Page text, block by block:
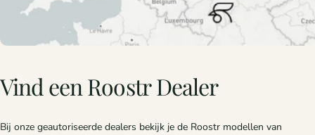
Vind een RoostrDealer
Bij onze geautoriseerde dealers bekijk je de Roostr modellen van